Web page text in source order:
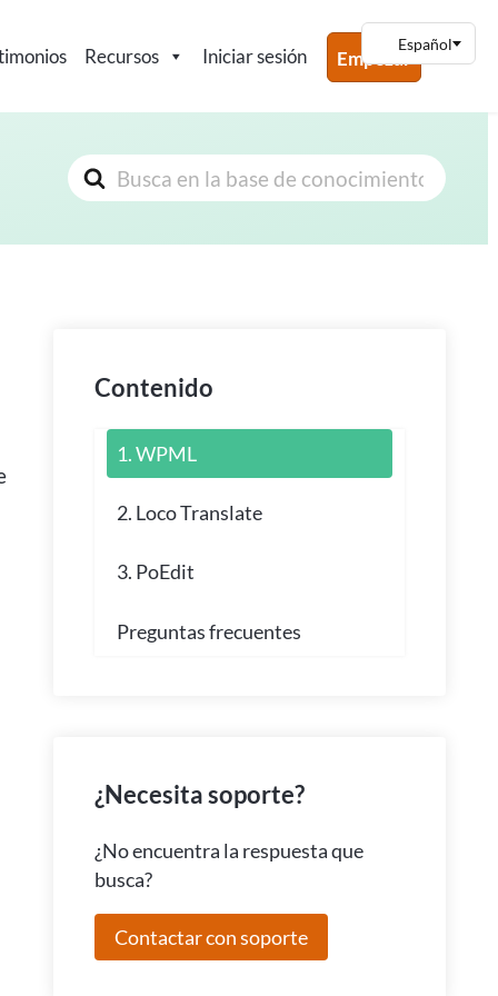
Recursos Iniciar sesión Empezar
Buscar
Contenido
1. WPML
2. Loco Translate
3. PoEdit
Preguntas frecuentes
¿Necesita soporte?
¿No encuentra la respuesta que
busca?
Contactar con soporte